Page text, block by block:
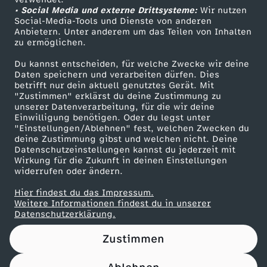
• Social Media und externe Drittsysteme:Wir nutzen
Social-Media-Tools und Dienste von anderen
Anbietern. Unter anderem um das Teilen von Inhalten
zu ermöglichen.
Du kannst entscheiden, für welche Zwecke wir deine
Daten speichern und verarbeiten dürfen. Dies
betrifft nur dein aktuell genutztes Gerät. Mit
"Zustimmen" erklärst du deine Zustimmung zu
unserer Datenverarbeitung, für die wir deine
Einwilligung benötigen. Oder du legst unter
"Einstellungen/Ablehnen" fest, welchen Zwecken du
deine Zustimmung gibst und welchen nicht. Deine
Datenschutzeinstellungen kannst du jederzeit mit
Wirkung für die Zukunft in deinen Einstellungen
widerrufen oder ändern.
Hier findest du das Impressum.
Weitere Informationen findest du in unserer
Datenschutzerklärung.
Zustimmen
o
p
p
e
l
h
a
u
ZDF Unternehmen
Karriere
ZDF goes Schule
Werbefernsehen
Mainzelmännchen
Partner